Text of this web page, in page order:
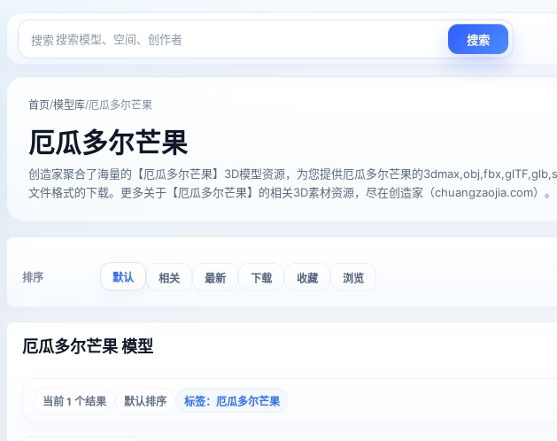
搜索 搜索
首页/模型库/厄瓜多尔芒果
厄瓜多尔芒果
创造家聚合了海量的【厄瓜多尔芒果】3D模型资源，为您提供厄瓜多尔芒果的
文件格式的下载。更多关于【厄瓜多尔芒果】的相关3D素材资源，尽在创造家（chuangzaojia.com）。
排序 默认 相关 最新 下载 收藏 浏览
厄瓜多尔芒果 模型
当前 1 个结果 默认排序 标签：厄瓜多尔芒果